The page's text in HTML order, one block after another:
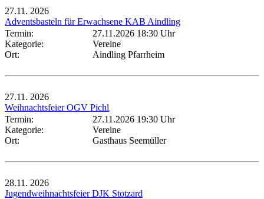
27.11. 2026
Adventsbasteln für Erwachsene KAB Aindling
Termin:
27.11.2026 18:30 Uhr
Kategorie:
Vereine
Ort:
Aindling Pfarrheim
27.11. 2026
Weihnachtsfeier OGV Pichl
Termin:
27.11.2026 19:30 Uhr
Kategorie:
Vereine
Ort:
Gasthaus Seemüller
28.11. 2026
Jugendweihnachtsfeier DJK Stotzard